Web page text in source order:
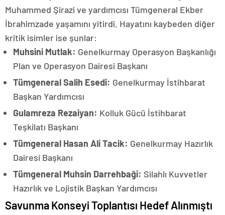
Muhammed Şirazi ve yardımcısı Tümgeneral Ekber
İbrahimzade yaşamını yitirdi. Hayatını kaybeden diğer
kritik isimler ise şunlar:
Muhsini Mutlak: Genelkurmay Operasyon Başkanlığı
Plan ve Operasyon Dairesi Başkanı
Tümgeneral Salih Esedi: Genelkurmay İstihbarat
Başkan Yardımcısı
Gulamreza Rezaiyan: Kolluk Gücü İstihbarat
Teşkilatı Başkanı
Tümgeneral Hasan Ali Tacik: Genelkurmay Hazırlık
Dairesi Başkanı
Tümgeneral Muhsin Darrehbaği: Silahlı Kuvvetler
Hazırlık ve Lojistik Başkan Yardımcısı
Savunma Konseyi Toplantısı Hedef Alınmıştı